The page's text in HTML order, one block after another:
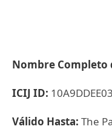
Nombre Completo
ICIJ ID:
Válido Hasta: The